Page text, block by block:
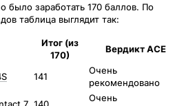
было заработать 170 баллов. По
таблица выглядит так:
Итог (из
170)
Вердикт ACE
141
Очень
рекомендовано
7 140
Очень